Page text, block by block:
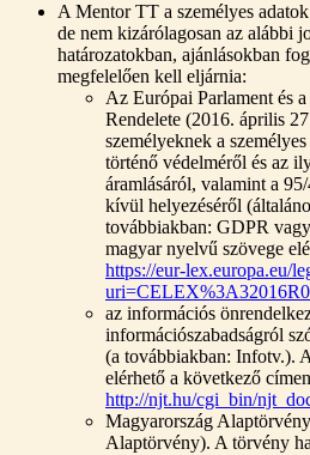
A Mentor TT a személyes
de nem kizárólagosan az alábbi
határozatokban, ajánlásokban
megfelelően kell eljárnia:
Az Európai Parlament és
Rendelete (2016. április
személyeknek a
történő védelméről és az
áramlásáról, valamint a
kívül helyezéséről
továbbiakban: GDPR
magyar nyelvű szövege
https://eur-lex.europa.eu/
az információs
információszabadságról
(a továbbiakban: Infotv.).
elérhető a következő
http://njt.hu/cgi_bin/
Magyarország
Alaptörvény). A törvény